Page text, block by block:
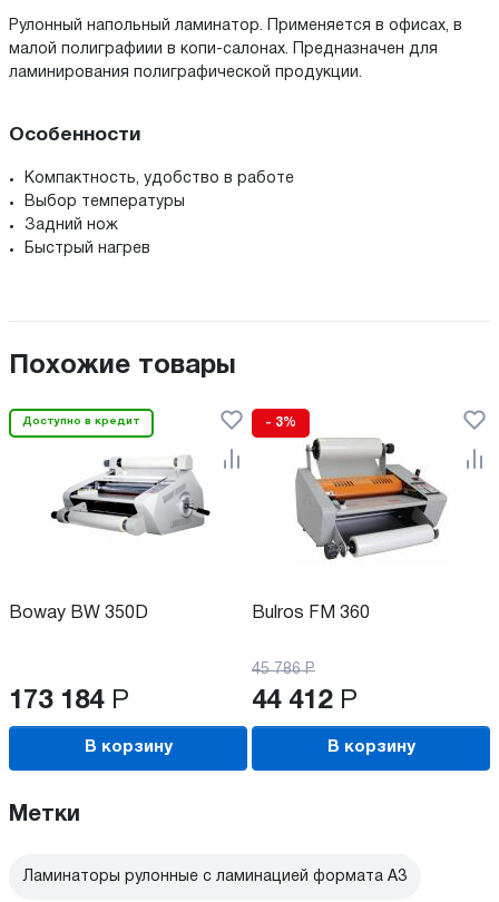
Рулонный напольный ламинатор. Применяется в офисах, в
малой полиграфиии в копи-салонах. Предназначен для
ламинирования полиграфической продукции.
Особенности
Компактность, удобство в работе
Выбор температуры
Задний нож
Быстрый нагрев
Похожие товары
Доступно в кредит
Boway BW 350D
173 184 Р
В корзину
- 3%
Bulros FM 360
45 786 Р
44 412 Р
В корзину
Метки
Ламинаторы рулонные с ламинацией формата А3